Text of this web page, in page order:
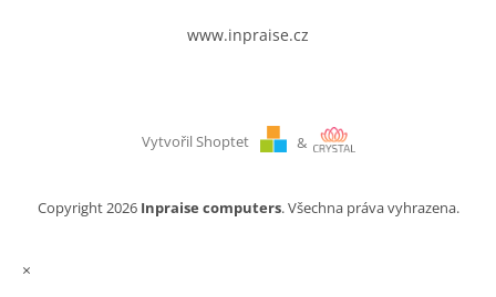
www.inpraise.cz
Vytvořil Shoptet &
Copyright 2026 Inpraise computers. Všechna práva vyhrazena.
×